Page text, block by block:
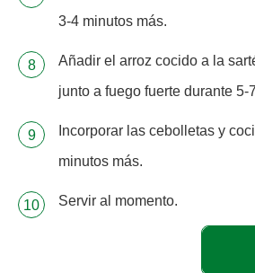
3-4 minutos más.
Añadir el arroz cocido a la
junto a fuego fuerte durante 5-
Incorporar las cebolletas y
minutos más.
Servir al momento.